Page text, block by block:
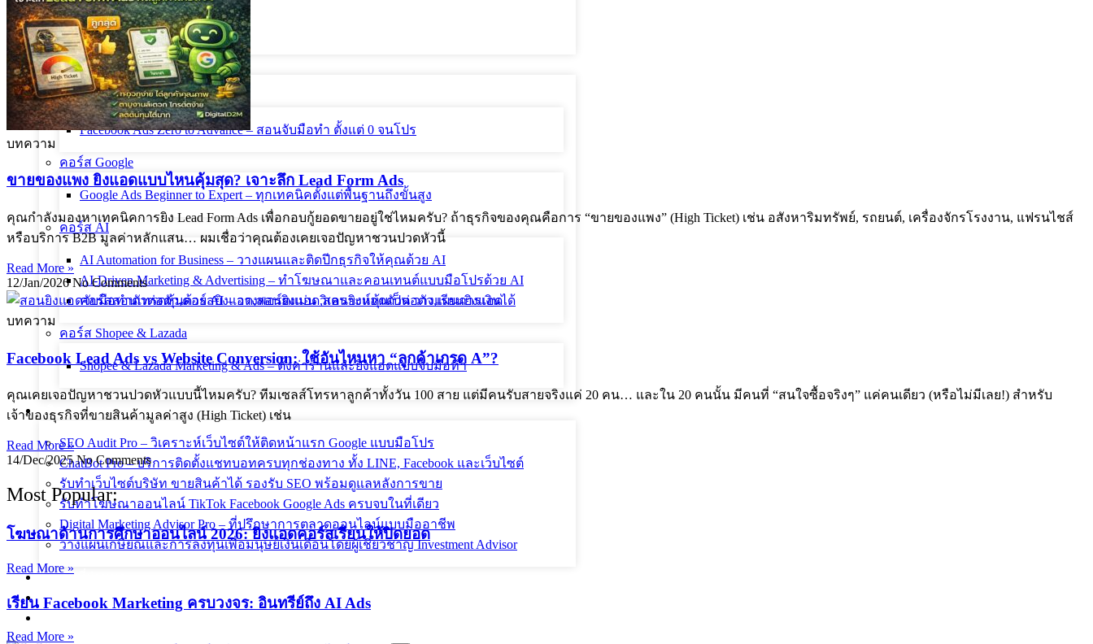
นโยบายความเป็นส่วนตัว
นโยบายคุกกี้
คอร์สทั้งหมด
คอร์ส Facebook
Facebook Ads Zero to Advance – สอนจับมือทำ ตั้งแต่ 0 จนโปร
คอร์ส Google
Google Ads Beginner to Expert – ทุกเทคนิคตั้งแต่พื้นฐานถึงขั้นสูง
คอร์ส AI
AI Automation for Business – วางแผนและติดปีกธุรกิจให้คุณด้วย AI
AI-Driven Marketing & Advertising – ทำโฆษณาและคอนเทนต์แบบมือโปรด้วย AI
คอร์สสอนเทรดหุ้นด้วย AI – วางพอร์ตแม่น วิเคราะห์หุ้นเป็น วางแผนการเงินได้
คอร์ส Shopee & Lazada
Shopee & Lazada Marketing & Ads – ตั้งค่าร้านและยิงแอดแบบจับมือทำ
บริการของเรา
SEO Audit Pro – วิเคราะห์เว็บไซต์ให้ติดหน้าแรก Google แบบมือโปร
ChatBot Pro – บริการติดตั้งแชทบอทครบทุกช่องทาง ทั้ง LINE, Facebook และเว็บไซต์
รับทำเว็บไซต์บริษัท ขายสินค้าได้ รองรับ SEO พร้อมดูแลหลังการขาย
รับทำโฆษณาออนไลน์ TikTok Facebook Google Ads ครบจบในที่เดียว
Digital Marketing Advisor Pro – ที่ปรึกษาการตลาดออนไลน์แบบมืออาชีพ
วางแผนเกษียณและการลงทุนเพื่อมนุษย์เงินเดือนโดยผู้เชี่ยวชาญ Investment Advisor
ผลงานที่ผ่านมา
บทความ
บทความ
ขายของแพง ยิงแอดแบบไหนคุ้มสุด? เจาะลึก Lead Form Ads
คุณกำลังมองหาเทคนิคการยิง Lead Form Ads เพื่อกอบกู้ยอดขายอยู่ใช่ไหมครับ? ถ้าธุรกิจของคุณคือการ “ขายของแพง” (High Ticket) เช่น อสังหาริมทรัพย์, รถยนต์, เครื่องจักรโรงงาน, แฟรนไชส์
หรือบริการ B2B มูลค่าหลักแสน… ผมเชื่อว่าคุณต้องเคยเจอปัญหาชวนปวดหัวนี้
Read More »
12/Jan/2026No Comments
บทความ
Facebook Lead Ads vs Website Conversion: ใช้อันไหนหา “ลูกค้าเกรด A”?
คุณเคยเจอปัญหาชวนปวดหัวแบบนี้ไหมครับ? ทีมเซลส์โทรหาลูกค้าทั้งวัน 100 สาย แต่มีคนรับสายจริงแค่ 20 คน… และใน 20 คนนั้น มีคนที่ “สนใจซื้อจริงๆ” แค่คนเดียว (หรือไม่มีเลย!) สำหรับ
เจ้าของธุรกิจที่ขายสินค้ามูลค่าสูง (High Ticket) เช่น
Read More »
14/Dec/2025No Comments
Most Popular:
โฆษณาด้านการศึกษาออนไลน์ 2026: ยิงแอดคอร์สเรียนให้ปิดยอด
Read More »
เรียน Facebook Marketing ครบวงจร: อินทรีย์ถึง AI Ads
Read More »